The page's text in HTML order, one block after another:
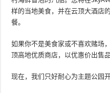
样的当地美食，并在云顶大酒店
餐。
如果你不是美食家或不喜欢赌场
顶高地优质商店，以优惠价出售
现在，我们只好耐心为主题公园